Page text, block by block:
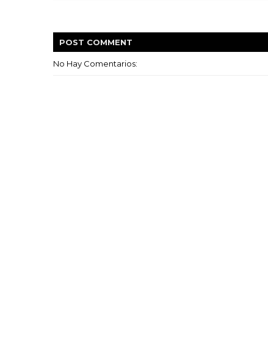
POST COMMENT
No Hay Comentarios: